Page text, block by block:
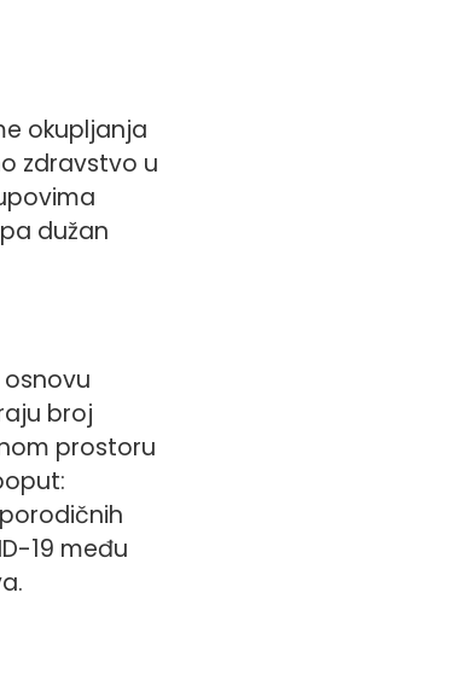
okupljanja
zdravstvo u
dužan
broj
prostoru
19 među